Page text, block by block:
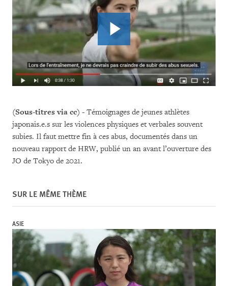
(Sous-titres via cc) - Témoignages de jeunes athlètes
japonais.e.s sur les violences physiques et verbales souvent
subies. Il faut mettre fin à ces abus, documentés dans un
nouveau rapport de HRW, publié un an avant l’ouverture des
JO de Tokyo de 2021.
SUR LE MÊME THÈME
ASIE